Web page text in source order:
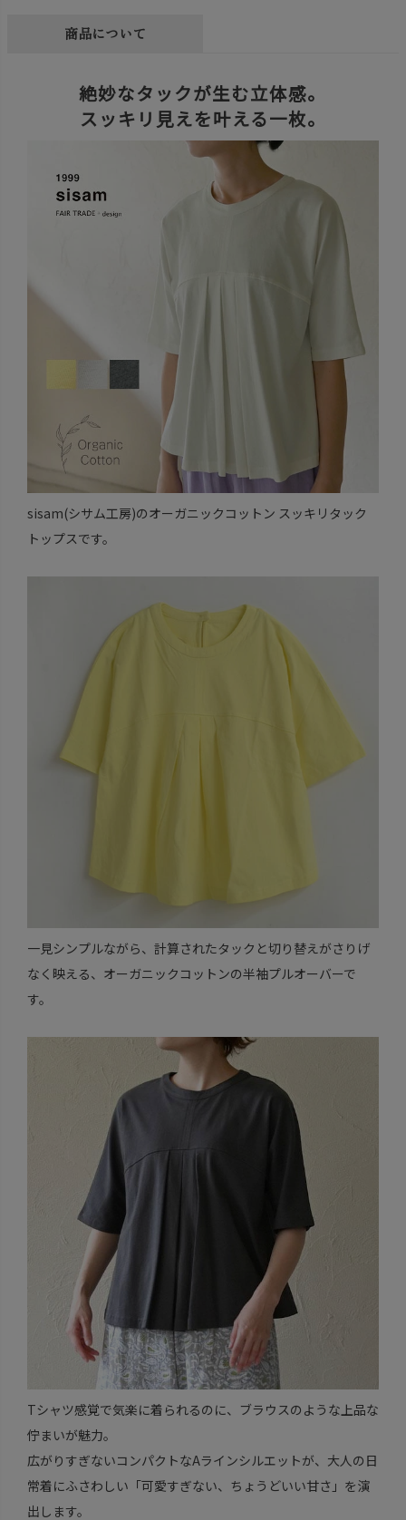
商品について
絶妙なタックが生む立体感。
スッキリ見えを叶える一枚。
sisam(シサム工房)のオーガニックコットン スッキリタック
トップスです。
一見シンプルながら、計算されたタックと切り替えがさりげ
なく映える、オーガニックコットンの半袖プルオーバーで
す。
Tシャツ感覚で気楽に着られるのに、ブラウスのような上品な
佇まいが魅力。
広がりすぎないコンパクトなAラインシルエットが、大人の日
常着にふさわしい「可愛すぎない、ちょうどいい甘さ」を演
出します。